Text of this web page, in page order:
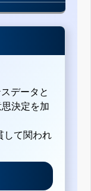
データと
決定を加
して関われ